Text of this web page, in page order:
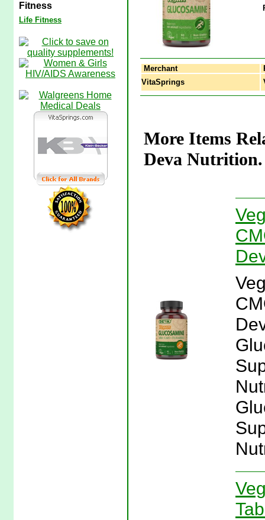
Fitness
Life Fitness
Merchant
VitaSprings
More Items
Deva Nutrition.